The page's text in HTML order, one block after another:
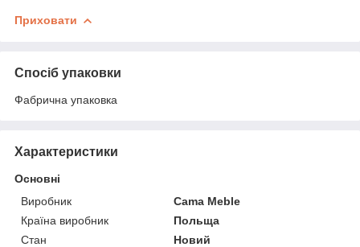
Приховати
Спосіб упаковки
Фабрична упаковка
Характеристики
Основні
Виробник
Cama Meble
Країна виробник
Польща
Стан
Новий